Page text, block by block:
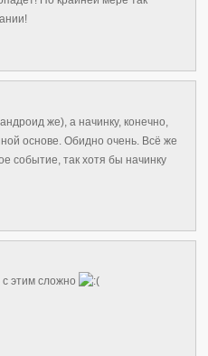
же), а начинку, конечно,
основе. Обидно очень. Всё же
событие, так хотя бы начинку
этим сложно